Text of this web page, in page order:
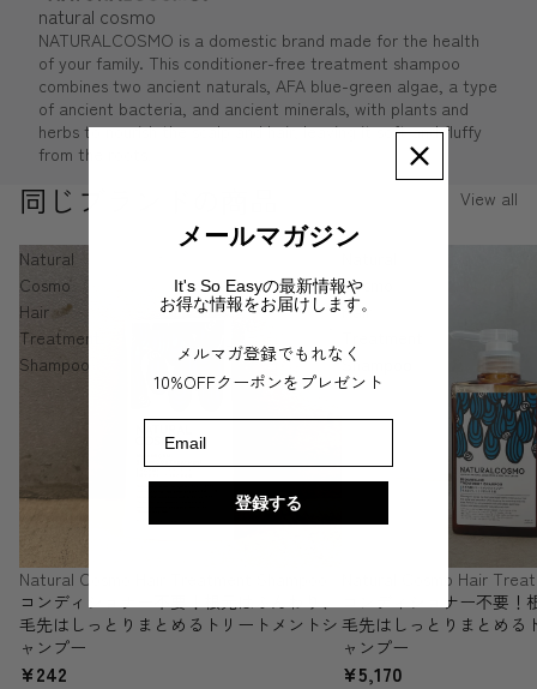
natural cosmo
NATURALCOSMO is a domestic brand made for the health
of your family. This conditioner-free treatment shampoo
combines two ancient naturals, AFA blue-green algae, a type
of ancient bacteria, and ancient minerals, with plants and
herbs to nourish the scalp and hair, leaving it soft and fluffy
from the roots.
同じブランドの商品 View all
Natural
Cosmo
Hair
Treatment
Shampoo
Natural Cosmo Hair Treatment Shampoo
コンディショナー不要！根元はふんわり、
毛先はしっとりまとめるトリートメントシ
ャンプー
¥242
Cosmo
Hair
Shampoo
Natural Cosmo Hair
コンディショナー不要
毛先はしっとりまとめる
ャンプー
¥5,170
メールマガジン
It's So Easyの最新情報や
お得な情報をお届けします。
メルマガ登録でもれなく
10%OFFクーポンをプレゼント
Email
登録する